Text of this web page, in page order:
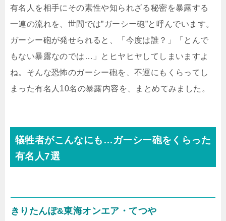
有名人を相手にその素性や知られざる秘密を暴露する
一連の流れを、世間では”ガーシー砲”と呼んでいます。
ガーシー砲が発せられると、「今度は誰？」「とんで
もない暴露なのでは…」とヒヤヒヤしてしまいますよ
ね。そんな恐怖のガーシー砲を、不運にもくらってし
まった有名人10名の暴露内容を、まとめてみました。
犠牲者がこんなにも…ガーシー砲をくらった
有名人7選
きりたんぽ&東海オンエア・てつや